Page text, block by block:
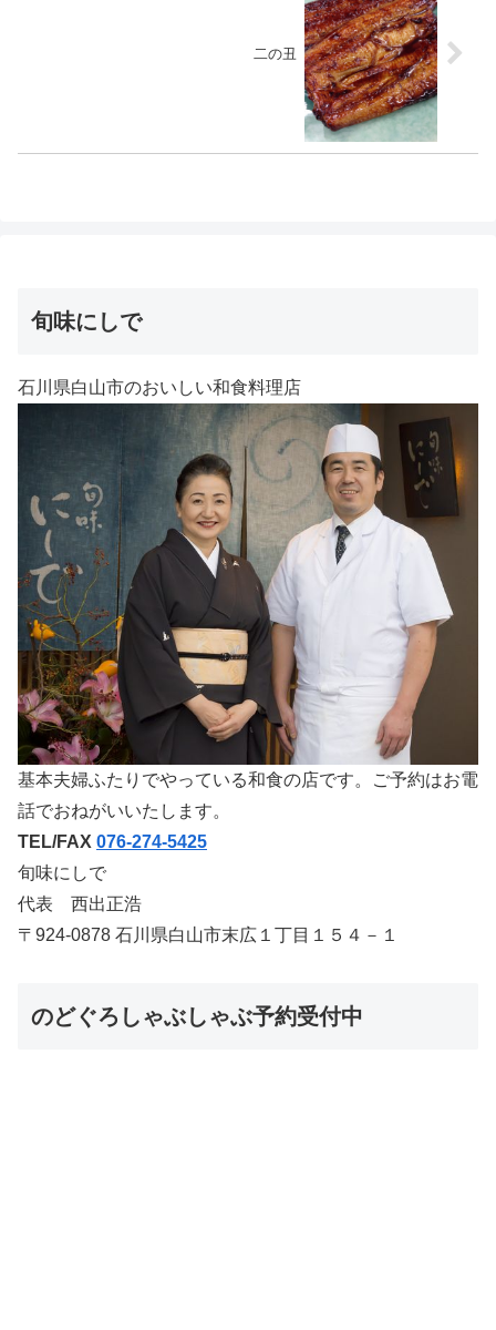
二の丑
旬味にしで
石川県白山市のおいしい和食料理店
基本夫婦ふたりでやっている和食の店です。ご予約はお電
話でおねがいいたします。
TEL/FAX 076-274-5425
旬味にしで
代表 西出正浩
〒924-0878 石川県白山市末広１丁目１５４－１
のどぐろしゃぶしゃぶ予約受付中